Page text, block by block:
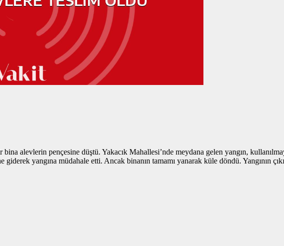
alevlerin pençesine düştü. Yakacık Mahallesi’nde meydana gelen yangın,
yangına müdahale etti. Ancak binanın tamamı yanarak küle döndü. Yangının